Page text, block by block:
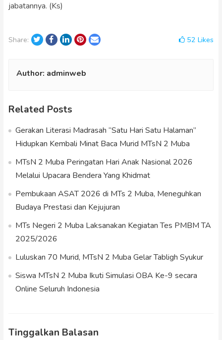
jabatannya. (Ks)
Share: TwitterFacebook
LinkedInPinterest
Email 52Likes
Author: adminweb
Related Posts
Gerakan Literasi Madrasah “Satu Hari Satu Halaman”
Hidupkan Kembali Minat Baca Murid MTsN 2 Muba
MTsN 2 Muba Peringatan Hari Anak Nasional 2026
Melalui Upacara Bendera Yang Khidmat
Pembukaan ASAT 2026 di MTs 2 Muba, Meneguhkan
Budaya Prestasi dan Kejujuran
MTs Negeri 2 Muba Laksanakan Kegiatan Tes PMBM TA
2025/2026
Luluskan 70 Murid, MTsN 2 Muba Gelar Tabligh Syukur
Siswa MTsN 2 Muba Ikuti Simulasi OBA Ke-9 secara
Online Seluruh Indonesia
Tinggalkan Balasan